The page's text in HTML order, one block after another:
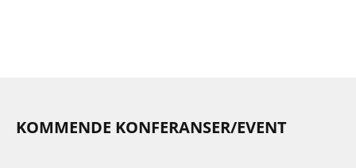
KOMMENDE KONFERANSER/EVENT